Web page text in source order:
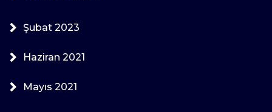
Şubat 2023
Haziran 2021
Mayıs 2021